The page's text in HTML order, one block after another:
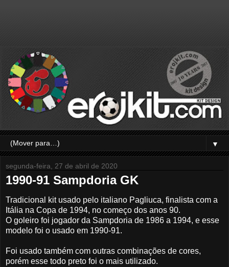
▼
segunda-feira, 27 de abril de 2020
1990-91 Sampdoria GK
Tradicional kit usado pelo italiano Pagliuca, finalista com a
Itália na Copa de 1994, no começo dos anos 90.
O goleiro foi jogador da Sampdoria de 1986 a 1994, e esse
modelo foi o usado em 1990-91.
Foi usado também com outras combinações de cores,
porém esse todo preto foi o mais utilizado.